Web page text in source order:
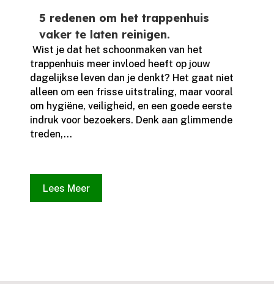
5 redenen om het trappenhuis
vaker te laten reinigen.
​ Wist je dat het schoonmaken van het
trappenhuis meer invloed heeft op jouw
dagelijkse leven dan je denkt? Het gaat niet
alleen om een frisse uitstraling, maar vooral
om hygiëne, veiligheid, en een goede eerste
indruk voor bezoekers.​ Denk aan glimmende
treden,...
Lees Meer